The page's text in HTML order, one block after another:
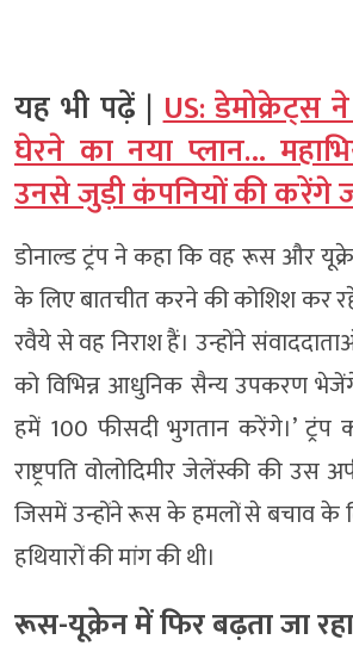
यह भी पढ़ें |US: डेमोक्रेट्स
घेरने का नया प्लान…
उनसे जुड़ी कंपनियों की करेंगे
डोनाल्ड ट्रंप ने कहा कि वह रूस और
के लिए बातचीत करने की कोशिश कर
रवैये से वह निराश हैं। उन्होंने
को विभिन्न आधुनिक सैन्य उपकरण
हमें 100 फीसदी भुगतान करेंगे।’ ट्रंप
राष्ट्रपति वोलोदिमीर जेलेंस्की की
जिसमें उन्होंने रूस के हमलों से बचाव के
हथियारों की मांग की थी।
रूस-यूक्रेन में फिर बढ़ता जा